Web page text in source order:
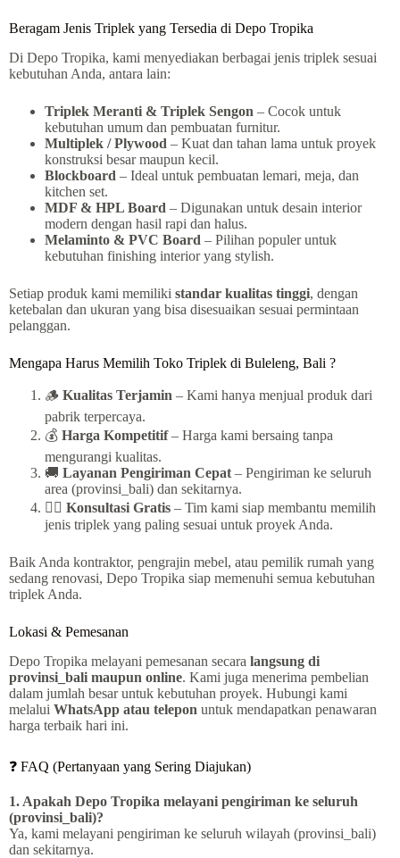
Beragam Jenis Triplek yang Tersedia di Depo Tropika
Di Depo Tropika, kami menyediakan berbagai jenis triplek sesuai
kebutuhan Anda, antara lain:
Triplek Meranti & Triplek Sengon – Cocok untuk
kebutuhan umum dan pembuatan furnitur.
Multiplek / Plywood – Kuat dan tahan lama untuk proyek
konstruksi besar maupun kecil.
Blockboard – Ideal untuk pembuatan lemari, meja, dan
kitchen set.
MDF & HPL Board – Digunakan untuk desain interior
modern dengan hasil rapi dan halus.
Melaminto & PVC Board – Pilihan populer untuk
kebutuhan finishing interior yang stylish.
Setiap produk kami memiliki standar kualitas tinggi, dengan
ketebalan dan ukuran yang bisa disesuaikan sesuai permintaan
pelanggan.
Mengapa Harus Memilih Toko Triplek di Buleleng, Bali ?
🪵 Kualitas Terjamin – Kami hanya menjual produk dari
pabrik terpercaya.
💰 Harga Kompetitif– Harga kami bersaing tanpa
mengurangi kualitas.
🚚 Layanan Pengiriman Cepat – Pengiriman ke seluruh
area (provinsi_bali) dan sekitarnya.
👷‍♂️ Konsultasi Gratis – Tim kami siap membantu memilih
jenis triplek yang paling sesuai untuk proyek Anda.
Baik Anda kontraktor, pengrajin mebel, atau pemilik rumah yang
sedang renovasi, Depo Tropika siap memenuhi semua kebutuhan
triplek Anda.
Lokasi & Pemesanan
Depo Tropika melayani pemesanan secara langsung di
provinsi_bali maupun online. Kami juga menerima pembelian
dalam jumlah besar untuk kebutuhan proyek. Hubungi kami
melalui WhatsApp atau telepon untuk mendapatkan penawaran
harga terbaik hari ini.
❓ FAQ (Pertanyaan yang Sering Diajukan)
1. Apakah Depo Tropika melayani pengiriman ke seluruh
(provinsi_bali)?
Ya, kami melayani pengiriman ke seluruh wilayah (provinsi_bali)
dan sekitarnya.